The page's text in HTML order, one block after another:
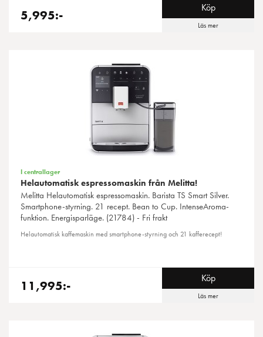
5,995:- Köp
Läs mer
I centrallager
Helautomatisk espressomaskin från Melitta!
Melitta Helautomatisk espressomaskin. Barista TS Smart Silver.
Smartphone-styrning. 21 recept. Bean to Cup. IntenseAroma-
funktion. Energisparläge. (21784) - Fri frakt
Helautomatisk kaffemaskin med smartphone-styrning och 21 kafferecept!
11,995:- Köp
Läs mer